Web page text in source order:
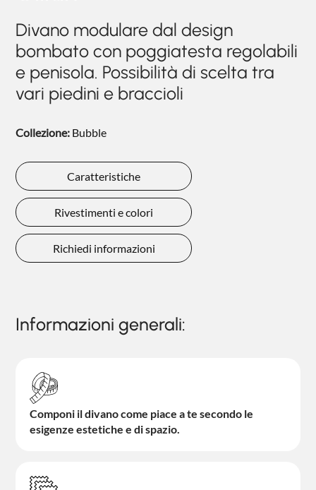
NIGHTIME
GOODNIGHT
COMPLEMENTI
Divano modulare dal design
bombato con poggiatesta regolabili
e penisola. Possibilità di scelta tra
vari piedini e braccioli
Collezione: Bubble
Caratteristiche
Rivestimenti e colori
Richiedi informazioni
Informazioni generali:
Componi il divano come piace a te secondo le
esigenze estetiche e di spazio.